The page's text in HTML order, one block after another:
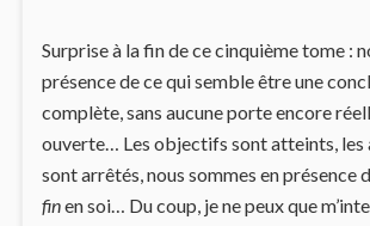
sous l’influence du côté obscur ? Ou
Sith inoculé par Satal ? Quoi qu’il en
pas précisé, et c’est de toute façon
trop rapide. C’est dommage, pour un
personnage qui était présenté
parangon de vertue, avant de choir
Surprise à la fin de ce cinquième tome :
présence de ce qui semble être une
complète, sans aucune porte encore
ouverte… Les objectifs sont atteints, les
sont arrêtés, nous sommes en présence
finen soi… Du coup, je ne peux que